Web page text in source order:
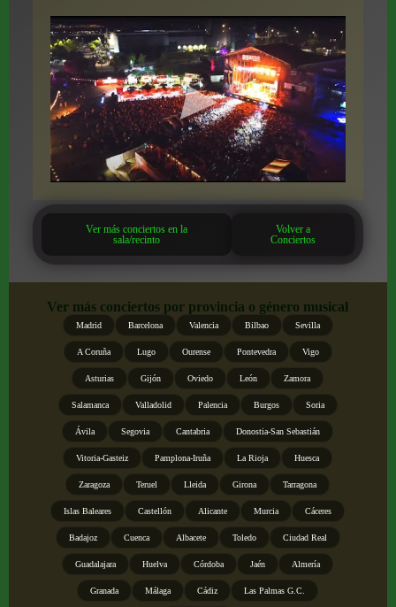
Ver más conciertos en la
sala/recinto
Volver a
Conciertos
Ver más conciertos por provincia o género musical
Madrid Barcelona Valencia Bilbao Sevilla
A Coruña Lugo Ourense Pontevedra Vigo
Asturias Gijón Oviedo León Zamora
Salamanca Valladolid Palencia Burgos Soria
Ávila Segovia Cantabria Donostia-San Sebastián
Vitoria-Gasteiz Pamplona-Iruña La Rioja Huesca
Zaragoza Teruel Lleida Girona Tarragona
Islas Baleares Castellón Alicante Murcia Cáceres
Badajoz Cuenca Albacete Toledo Ciudad Real
Guadalajara Huelva Córdoba Jaén Almería
Granada Málaga Cádiz Las Palmas G.C.